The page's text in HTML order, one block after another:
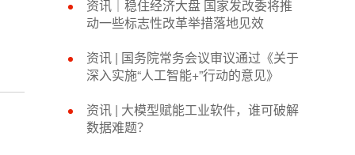
资讯｜稳住经济大盘 国家发改委将推
动一些标志性改革举措落地见效
资讯 | 国务院常务会议审议通过《关于
深入实施“人工智能+”行动的意见》
资讯 | 大模型赋能工业软件，谁可破解
数据难题？